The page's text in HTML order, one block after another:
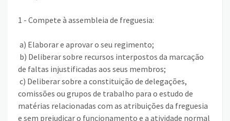
1 - Compete à assembleia de freguesia:
a) Elaborar e aprovar o seu regimento;
b) Deliberar sobre recursos interpostos da marcação
de faltas injustificadas aos seus membros;
c) Deliberar sobre a constituição de delegações,
comissões ou grupos de trabalho para o estudo de
matérias relacionadas com as atribuições da freguesia
e sem prejudicar o funcionamento e a atividade normal